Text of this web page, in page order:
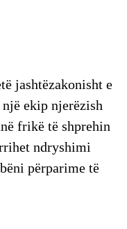
jashtëzakonisht e
ekip njerëzish
frikë të shprehin
ndryshimi
përparime të